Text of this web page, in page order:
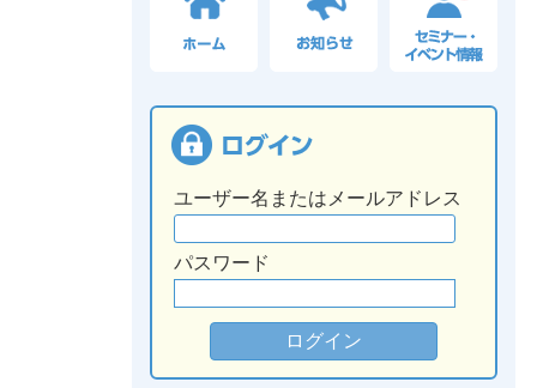
ユーザー名またはメールアドレス
パスワード